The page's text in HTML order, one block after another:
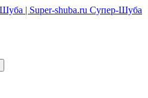
Супер-Шуба